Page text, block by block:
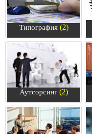
Типография(2)
Аутсорсинг(2)